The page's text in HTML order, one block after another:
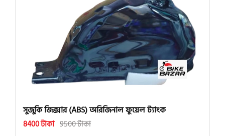
সুজুকি জিক্সার (ABS) অরিজিনাল ফুয়েল ট্যাংক
8400 টাকা 9500 টাকা